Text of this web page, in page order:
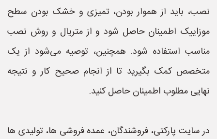
نصب، باید از هموار بودن، تمیزی و خشک بودن سطح
موزاییک اطمینان حاصل شود و از متریال و روش نصب
مناسب استفاده شود. همچنین، توصیه می‌شود از یک
متخصص کمک بگیرید تا از انجام صحیح کار و نتیجه
نهایی مطلوب اطمینان حاصل کنید.
در سایت پارکتی، فروشندگان، عمده فروشی ها، تولیدی ها